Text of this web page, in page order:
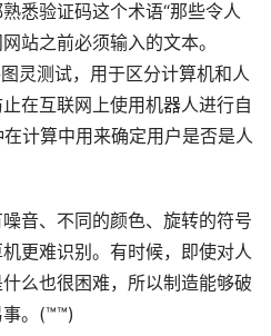
悉验证码这个术语“那些令人
站之前必须输入的文本。
灵测试，用于区分计算机和人
在互联网上使用机器人进行自
计算中用来确定用户是否是人
音、不同的颜色、旋转的符号
更难识别。有时候，即使对人
么也很困难，所以制造能够破
。(™™)